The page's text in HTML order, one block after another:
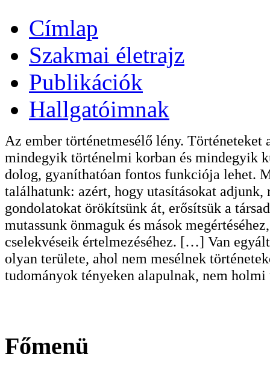
Címlap
Szakmai életrajz
Publikációk
Hallgatóimnak
Az ember történetmesélő lény.
mindegyik történelmi korban és mindegyik
dolog, gyaníthatóan fontos funkciója lehet.
találhatunk: azért, hogy utasításokat
gondolatokat örökítsünk át, erősítsük a
mutassunk önmaguk és mások
cselekvéseik értelmezéséhez. […] Van
olyan területe, ahol nem mesélnek
tudományok tényeken alapulnak, nem
Főmenü